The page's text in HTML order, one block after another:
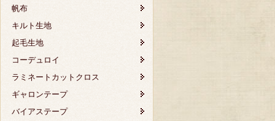
帆布
キルト生地
起毛生地
コーデュロイ
ラミネートカットクロス
ギャロンテープ
バイアステープ